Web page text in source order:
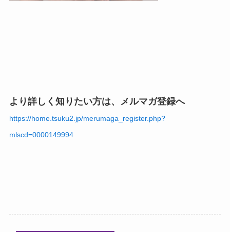
より詳しく知りたい方は、メルマガ登録へ
https://home.tsuku2.jp/merumaga_register.php?
mlscd=0000149994